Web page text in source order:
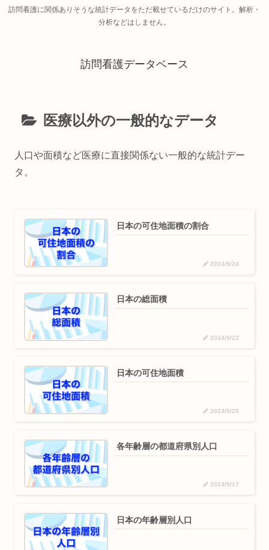
訪問看護に関係ありそうな統計データをただ載せているだけのサイト。解析・
分析などはしません。
訪問看護データベース
医療以外の一般的なデータ
人口や面積など医療に直接関係ない一般的な統計デー
タ。
日本の可住地面積の割合
2024/9/24
日本の総面積
2024/9/22
日本の可住地面積
2024/9/20
各年齢層の都道府県別人口
2024/9/17
日本の年齢層別人口